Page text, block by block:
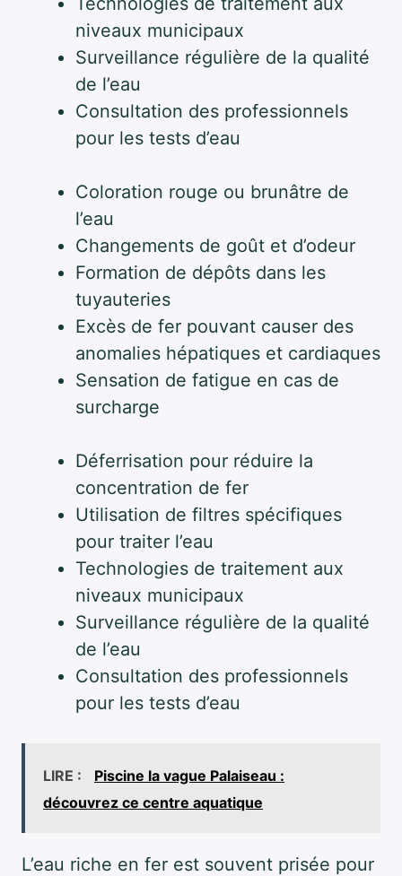
niveaux municipaux
Surveillance régulière de la qualité
de l’eau
Consultation des professionnels
pour les tests d’eau
Coloration rouge ou brunâtre de
l’eau
Changements de goût et d’odeur
Formation de dépôts dans les
tuyauteries
Excès de fer pouvant causer des
anomalies hépatiques et cardiaques
Sensation de fatigue en cas de
surcharge
Déferrisation pour réduire la
concentration de fer
Utilisation de filtres spécifiques
pour traiter l’eau
Technologies de traitement aux
niveaux municipaux
Surveillance régulière de la qualité
de l’eau
Consultation des professionnels
pour les tests d’eau
LIRE :
Piscine la vague Palaiseau :
découvrez ce centre aquatique
L’eau riche en fer est souvent prisée pour